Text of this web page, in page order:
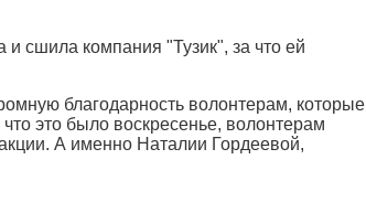
сшила компания "Тузик", за что ей
благодарность волонтерам, которые
это было воскресенье, волонтерам
А именно Наталии Гордеевой,